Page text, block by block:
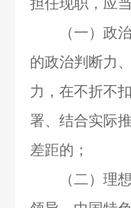
担任现职，应
（一）政治
的政治判断力
力，在不折不
署、结合实际
差距的；
（二）理想